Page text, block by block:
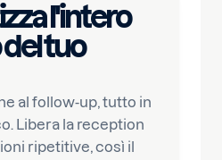
l'intero
tuo
al follow-up, tutto in
Libera la reception
ripetitive, così il